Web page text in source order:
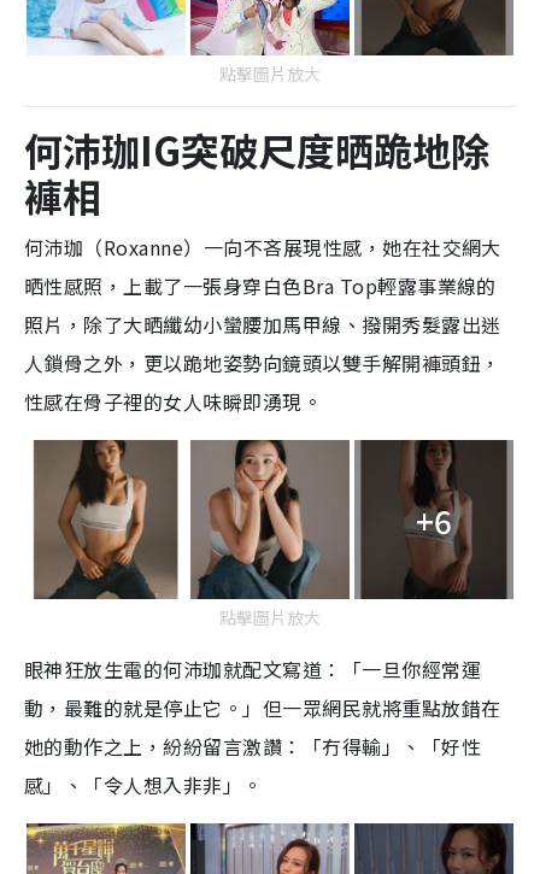
點擊圖片放大
何沛珈IG突破尺度晒跪地除
褲相
何沛珈（Roxanne）一向不吝展現性感，她在社交網大
晒性感照，上載了一張身穿白色Bra Top輕露事業線的
照片，除了大晒纖幼小蠻腰加馬甲線、撥開秀髮露出迷
人鎖骨之外，更以跪地姿勢向鏡頭以雙手解開褲頭鈕，
性感在骨子裡的女人味瞬即湧現。
+6
點擊圖片放大
眼神狂放生電的何沛珈就配文寫道：「一旦你經常運
動，最難的就是停止它。」但一眾網民就將重點放錯在
她的動作之上，紛紛留言激讚：「冇得輸」、「好性
感」、「令人想入非非」。